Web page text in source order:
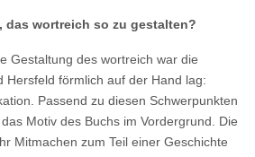
das wortreich so zu gestalten?
Gestaltung des wortreich war die
Hersfeld förmlich auf der Hand lag:
Passend zu diesen Schwerpunkten
Motiv des Buchs im Vordergrund. Die
Mitmachen zum Teil einer Geschichte